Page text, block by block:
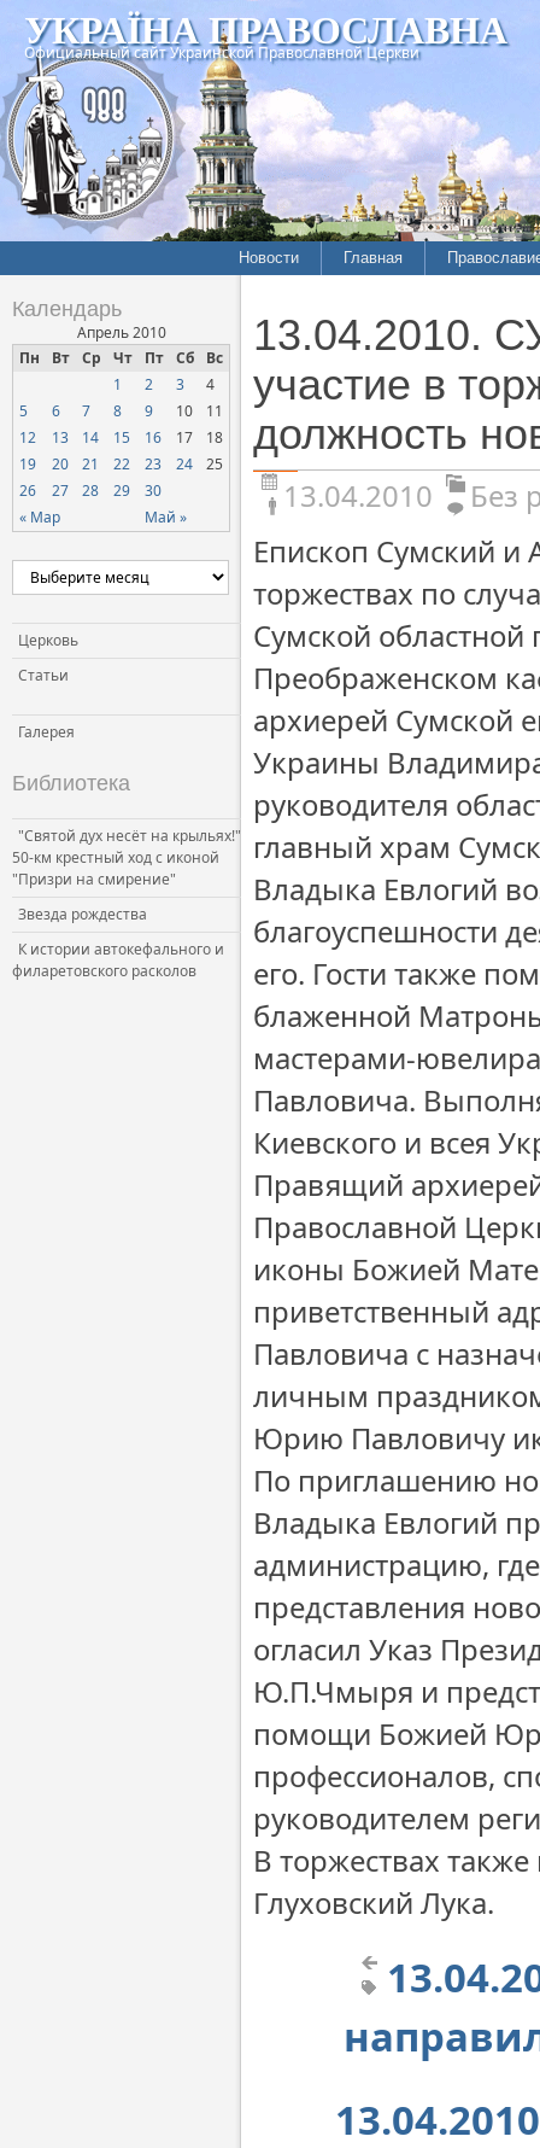
УКРАЇНА ПРАВОСЛАВНА
Официальный сайт Украинской Православной Церкви
Новости Главная
Календарь
Апрель 2010
Пн
Вт Ср Чт Пт Сб Вс
« Мар Май »
1 2 3
4
5
6 7 8 9 10
11
12
13 14 15 16 17
18
19
20 21 22 23 24
25
26
27 28 29 30
Церковь
Статьи
Галерея
Библиотека
"Святой дух несёт на крыльях!"
50-км крестный ход с иконой
"Призри на смирение"
Звезда рождества
К истории автокефального и
филаретовского расколов
13.04.2010.
участие в
должность
13.04.2010
Без
Епископ Сумский и
торжествах по
Сумской областной
Преображенском
архиерей Сумской
Украины
руководителя
главный храм
Владыка Евлогий
благоуспешности
его. Гости также
блаженной
мастерами-
Павловича.
Киевского и всея
Правящий
Православной
иконы Божией
приветственный
Павловича с
личным
Юрию Павловичу
По приглашению
Владыка Евлогий
администрацию,
представления
огласил Указ
Ю.П.Чмыря и
помощи Божией
профессионалов,
руководителем
В торжествах
Глуховский Лука.